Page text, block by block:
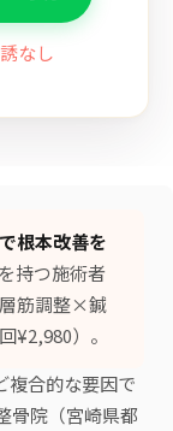
なし
根本改善を
持つ施術者
筋調整×鍼
¥2,980）。
複合的な要因で
骨院（宮崎県都